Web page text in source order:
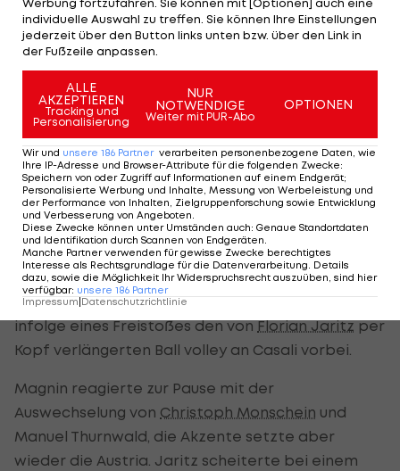
Gianluca Gaudino (8./Tormann Lennart Moser
hielt) an und auch sonst nicht viel zusammen. Der
deutlich höhere Ballbesitz der Vorarlberger schlug
sich mangels Ideen nicht in gefährlichen Aktionen
nieder.
Altach mit Alu-Pech
Derer verzeichneten zwar auch die Hausherren
nicht viele, mit ihrer Effizienz sorgten sie aber
schon nach fast einer halben Stunde für die
Vorentscheidung. Der in der laufenden Saison bei
Pacult nur selten gefragte Stürmer Pecirep schob
infolge eines Freistoßes den vonFlorian Jaritzper
Kopf verlängerten Ball volley an Casali vorbei.
Magnin reagierte zur Pause mit der
Auswechselung von Christoph Monschein und
Manuel Thurnwald, die Akzente setzte aber
wieder die Austria. Jaritz scheiterte bei einem
individuelle Auswahl zu treffen. Sie können Ihre Einstellungen
jederzeit über den Button links unten bzw. über den Link in
der Fußzeile anpassen.
ALLE
AKZEPTIEREN
Tracking und
Personalisierung
NUR
NOTWENDIGE
Weiter mit PUR-Abo
OPTIONEN
Wir und unsere 186 Partner verarbeiten personenbezogene Daten, wie
Ihre IP-Adresse und Browser-Attribute für die folgenden Zwecke:
Speichern von oder Zugriff auf Informationen auf einem Endgerät;
Personalisierte Werbung und Inhalte, Messung von Werbeleistung und
der Performance von Inhalten, Zielgruppenforschung sowie Entwicklung
und Verbesserung von Angeboten.
Diese Zwecke können unter Umständen auch: Genaue Standortdaten
und Identifikation durch Scannen von Endgeräten.
Manche Partner verwenden für gewisse Zwecke berechtigtes
Interesse als Rechtsgrundlage für die Datenverarbeitung. Details
dazu, sowie die Möglichkeit Ihr Widerspruchsrecht auszuüben, sind hier
verfügbar: unsere 186 Partner
Impressum Datenschutzrichtlinie